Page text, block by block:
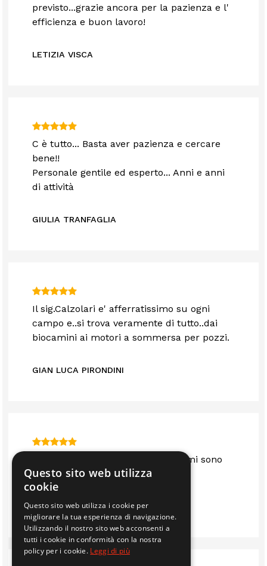
previsto...grazie ancora per la pazienza e l'
efficienza e buon lavoro!
LETIZIA VISCA
C è tutto... Basta aver pazienza e cercare
bene!!
Personale gentile ed esperto... Anni e anni
di attività
GIULIA TRANFAGLIA
Il sig.Calzolari e' afferratissimo su ogni
campo e..si trova veramente di tutto..dai
biocamini ai motori a sommersa per pozzi.
GIAN LUCA PIRONDINI
Sono anni che mi servo da loro e mi sono
sempre trovato bene.. consigliato
IMMOBILIARE EDIL 2F S.R.L.
Questo sito web utilizza
cookie
Questo sito web utilizza i cookie per
migliorare la tua esperienza di navigazione.
Utilizzando il nostro sito web acconsenti a
tutti i cookie in conformità con la nostra
policy per i cookie. Leggi di più